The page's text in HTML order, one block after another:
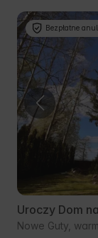
Bezpłatne
Uroczy Dom
Nowe Guty,